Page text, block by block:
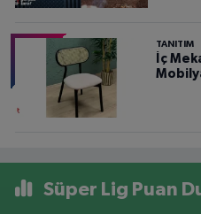
TANITIM
İç
Süper Lig Puan